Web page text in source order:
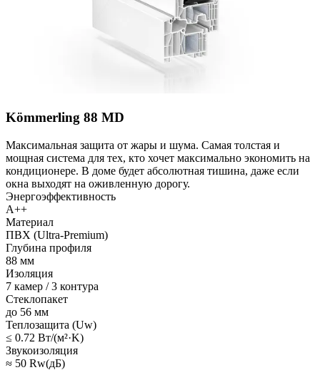
Kömmerling 88 MD
Максимальная защита от жары и шума. Самая толстая и
мощная система для тех, кто хочет максимально экономить на
кондиционере. В доме будет абсолютная тишина, даже если
окна выходят на оживленную дорогу.
Энергоэффективность
A++
Материал
ПВХ (Ultra-Premium)
Глубина профиля
88 мм
Изоляция
7 камер / 3 контура
Стеклопакет
до 56 мм
Теплозащита (Uw)
≤ 0.72 Вт/(м²·K)
Звукоизоляция
≈ 50 Rw(дБ)